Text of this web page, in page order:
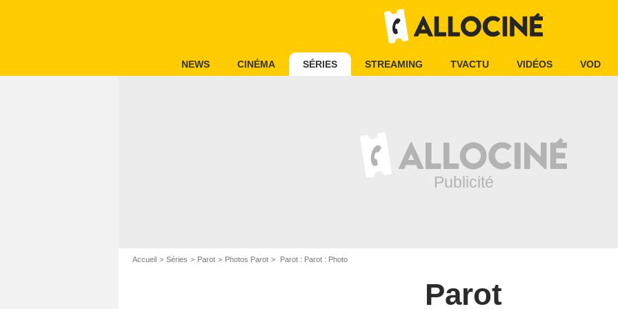
NEWS CINÉMA SÉRIES STREAMING TVACTU VIDÉOS VOD
Accueil Séries Parot Photos Parot Parot : Parot : Photo
Parot